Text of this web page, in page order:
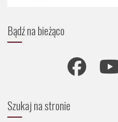
Bądź na bieżąco
Szukaj na stronie